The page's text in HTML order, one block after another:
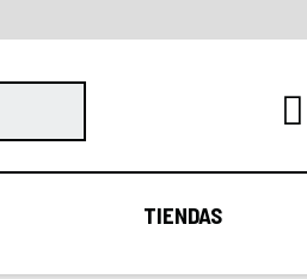
TIENDAS